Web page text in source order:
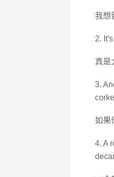
我想
2.
真是
3.
如果
4. A